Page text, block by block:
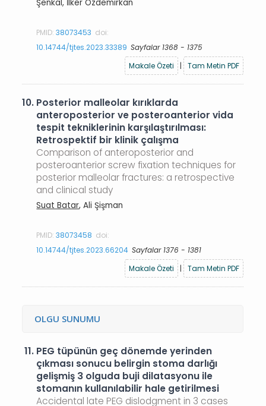
Şenkal, İlker Ozdemirkan
PMID:38073453 doi:
10.14744/tjtes.2023.33389 Sayfalar 1368 - 1375
Makale Özeti
| Tam Metin PDF
10. Posterior malleolar kırıklarda
anteroposterior ve posteroanterior vida
tespit tekniklerinin karşılaştırılması:
Retrospektif bir klinik çalışma
Comparison of anteroposterior and
posteroanterior screw fixation techniques for
posterior malleolar fractures: a retrospective
and clinical study
Suat Batar, Ali Şişman
PMID:38073458 doi:
10.14744/tjtes.2023.66204 Sayfalar 1376 - 1381
Makale Özeti
| Tam Metin PDF
OLGU SUNUMU
11. PEG tüpünün geç dönemde yerinden
çıkması sonucu belirgin stoma darlığı
gelişmiş 3 olguda buji dilatasyonu ile
stomanın kullanılabilir hale getirilmesi
Accidental late PEG dislodgment in 3 cases